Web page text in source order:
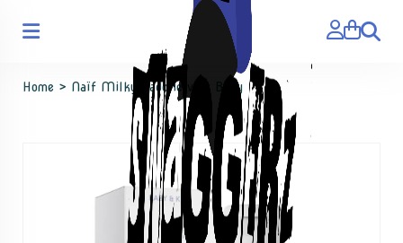
Zoeken
Home > Naïf Milky Badolie voor Baby